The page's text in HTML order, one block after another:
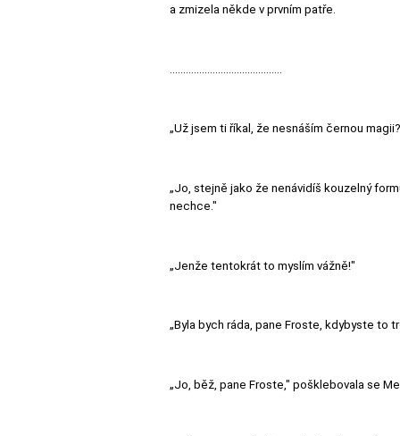
a zmizela někde v prvním patře.
„Už jsem ti říkal, že nesnáším černou
„Jo, stejně jako že nenávidíš kouzelný
nechce."
„Jenže tentokrát to myslím vážně!"
„Byla bych ráda, pane Froste, kdybyste to
„Jo, běž, pane Froste," pošklebovala se